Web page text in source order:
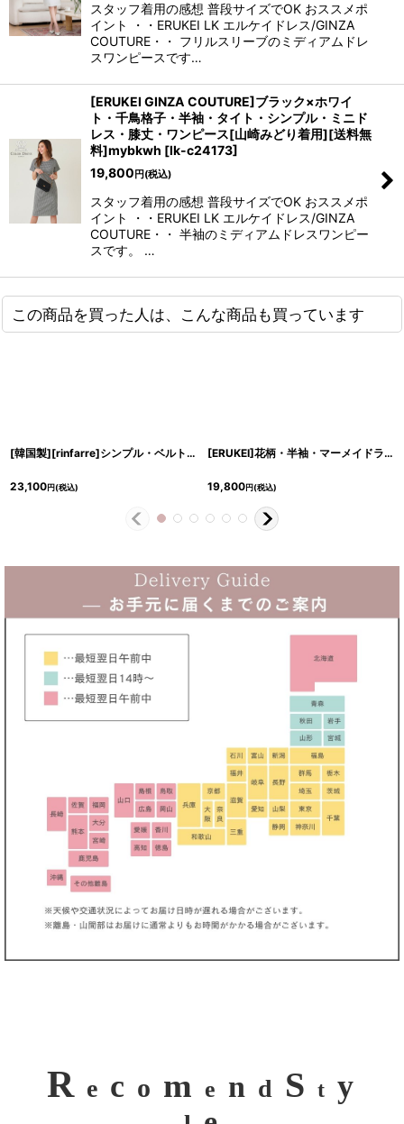
スタッフ着用の感想 普段サイズでOK おススメポ
イント ・・ERUKEI LK エルケイドレス/GINZA
COUTURE・・ フリルスリーブのミディアムドレ
スワンピースです…
[ERUKEI GINZA COUTURE]ブラック×ホワイ
ト・千鳥格子・半袖・タイト・シンプル・ミニド
レス・膝丈・ワンピース[山崎みどり着用][送料無
料]mybkwh [lk-c24173]
19,800 円 (税込)
スタッフ着用の感想 普段サイズでOK おススメポ
イント ・・ERUKEI LK エルケイドレス/GINZA
COUTURE・・ 半袖のミディアムドレスワンピー
スです。 …
この商品を買った人は、こんな商品も買っています
[韓国製][rinfarre]シンプル・ベルト付き・シースルー袖・Vネック・クール系・タイト・長袖・ミディアムドレス・ワンピース[黒木麗奈・山崎みどり着用][送料無料]myju
23,100円(税込)
[ERUKEI]花柄・半袖・マーメイドライン・上品・ミディアムドレス・ワンピース[山崎みどり着用][送料無料]mylu
19,800円(税込)
R e c o m e n d S t y